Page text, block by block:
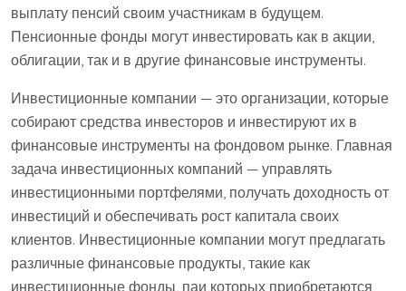
выплату пенсий своим участникам в будущем.
Пенсионные фонды могут инвестировать как в акции,
облигации, так и в другие финансовые инструменты.
Инвестиционные компании — это организации, которые
собирают средства инвесторов и инвестируют их в
финансовые инструменты на фондовом рынке. Главная
задача инвестиционных компаний — управлять
инвестиционными портфелями, получать доходность от
инвестиций и обеспечивать рост капитала своих
клиентов. Инвестиционные компании могут предлагать
различные финансовые продукты, такие как
инвестиционные фонды, паи которых приобретаются